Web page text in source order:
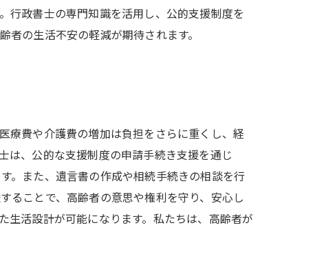
行政書士の専門知識を活用し、公的支援制度を
の生活不安の軽減が期待されます。
療費や介護費の増加は負担をさらに重くし、経
は、公的な支援制度の申請手続き支援を通じ
。また、遺言書の作成や相続手続きの相談を行
ることで、高齢者の意思や権利を守り、安心し
生活設計が可能になります。私たちは、高齢者が